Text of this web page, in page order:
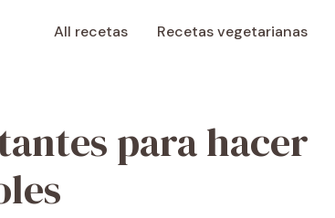
All recetas Recetas vegetarianas
para hacer